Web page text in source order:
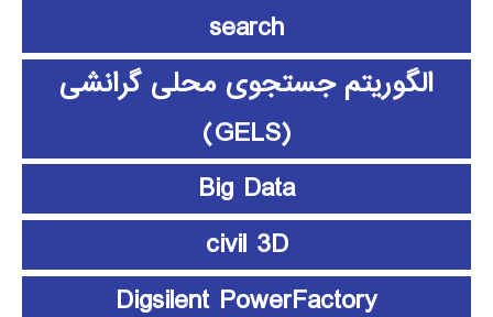
search
الگوریتم جستجوی محلی گرانشی
(GELS)
Big Data
civil 3D
Digsilent PowerFactory